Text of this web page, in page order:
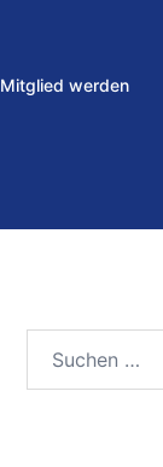
Mitglied werden